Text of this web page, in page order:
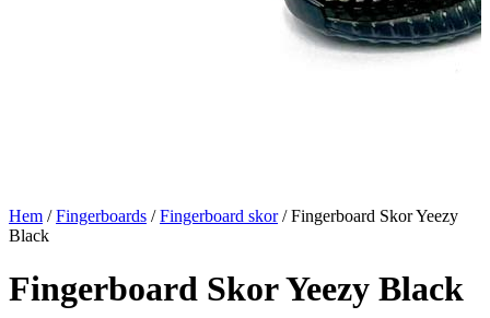
Hem /Fingerboards /Fingerboard skor/ Fingerboard Skor Yeezy
Black
Fingerboard Skor Yeezy Black